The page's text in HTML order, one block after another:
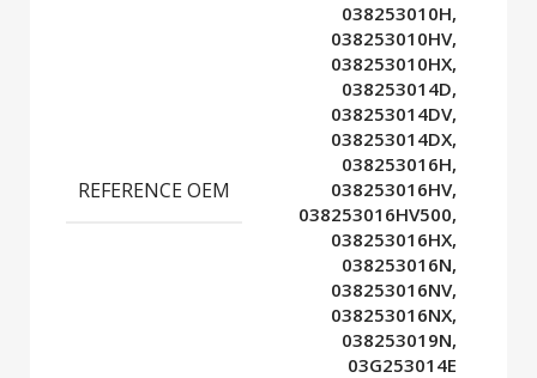
REFERENCE OEM
038253010H,
038253010HV,
038253010HX,
038253014D,
038253014DV,
038253014DX,
038253016H,
038253016HV,
038253016HV500,
038253016HX,
038253016N,
038253016NV,
038253016NX,
038253019N,
03G253014E